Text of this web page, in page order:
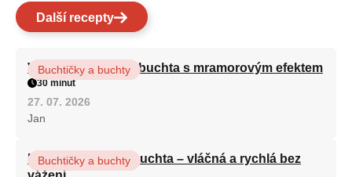
Další recepty
Vláčná olejová litá buchta s mramorovým efektem
Buchtičky a buchty
30 minut
27. 07. 2026
Jan
Hrnková maková buchta – vláčná a rychlá bez
Buchtičky a buchty